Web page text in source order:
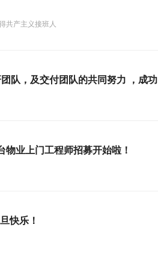
共产主义接班人
队，及交付团队的共同努力 ，成功
物业上门工程师招募开始啦！
快乐！